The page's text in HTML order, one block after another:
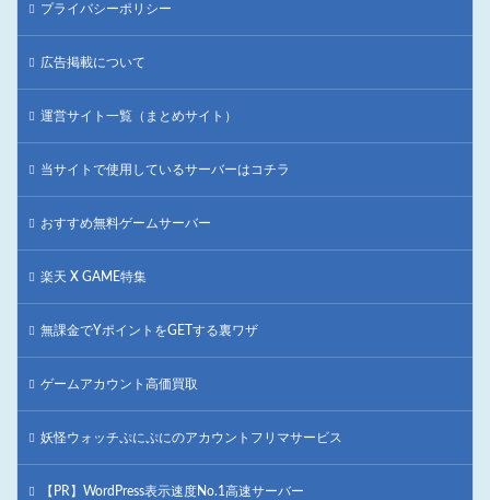
プライバシーポリシー
広告掲載について
運営サイト一覧（まとめサイト）
当サイトで使用しているサーバーはコチラ
おすすめ無料ゲームサーバー
楽天 X GAME特集
無課金でYポイントをGETする裏ワザ
ゲームアカウント高価買取
妖怪ウォッチぷにぷにのアカウントフリマサービス
【PR】WordPress表示速度No.1高速サーバー